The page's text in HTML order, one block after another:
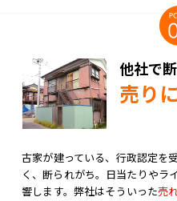
他社で
売り
古家が建っている、行政認定を
く、断られがち。日当たりやラ
響します。弊社はそういった売